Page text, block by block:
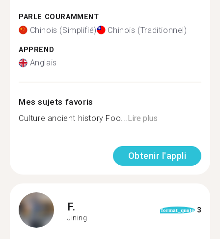
PARLE COURAMMENT
Chinois (Simplifié) Chinois (Traditionnel)
APPREND
Anglais
Mes sujets favoris
Culture ancient history Foo...Lire plus
Obtenir l'appli
F.
Jining
format_quote 3